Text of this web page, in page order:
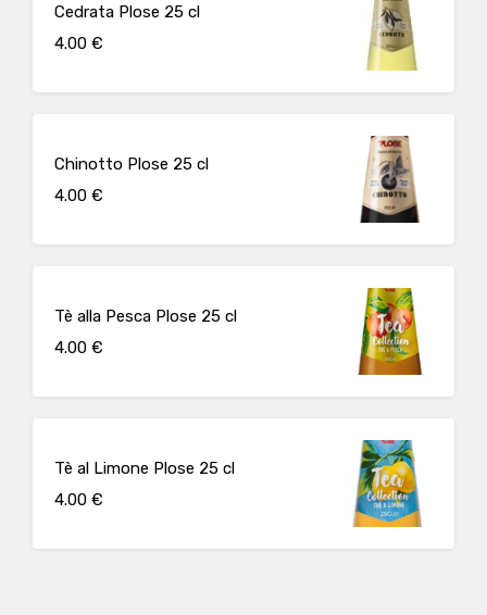
Cedrata Plose 25 cl
4.00 €
Chinotto Plose 25 cl
4.00 €
Tè alla Pesca Plose 25 cl
4.00 €
Tè al Limone Plose 25 cl
4.00 €